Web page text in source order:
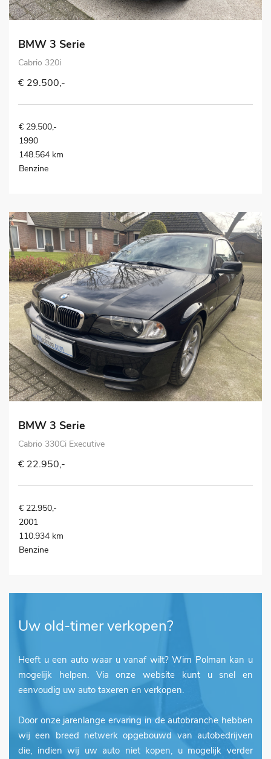
BMW 3 Serie
Cabrio 320i
€ 29.500,-
€ 29.500,-
1990
148.564 km
Benzine
BMW 3 Serie
Cabrio 330Ci Executive
€ 22.950,-
€ 22.950,-
2001
110.934 km
Benzine
Uw old-timer verkopen?
Heeft u een auto waar u vanaf wilt? Wim Polman kan u
mogelijk helpen. Via onze website kunt u snel en
eenvoudig uw auto taxeren en verkopen.
Door onze jarenlange ervaring in de autobranche hebben
wij een breed netwerk opgebouwd van autobedrijven
die, indien wij uw auto niet kopen, u mogelijk verder